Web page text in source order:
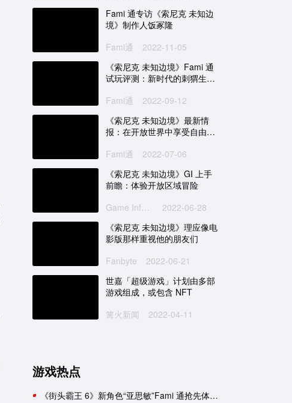
Fami 通专访《索尼克 未知边
境》制作人饭冢隆
Fami通
2022-11-05
《索尼克 未知边境》Fami 通
试玩评测：新时代的刺猬生存
Fami通
2022-09-12
《索尼克 未知边境》最新情
报：在开放世界中享受自由高
Fami通
2022-07-06
《索尼克 未知边境》GI 上手
前瞻：体验开放区域冒险
2022-06-28
《索尼克 未知边境》理应像电
影版那样重视他的朋友们
Fanbyte
2022-06-21
世嘉「超级游戏」计划由多部
游戏组成，或包含 NFT
篝火新闻
2022-04-11
游戏热点
《街头霸王 6》新角色“亚思敏”Fami 通抢先体验报告